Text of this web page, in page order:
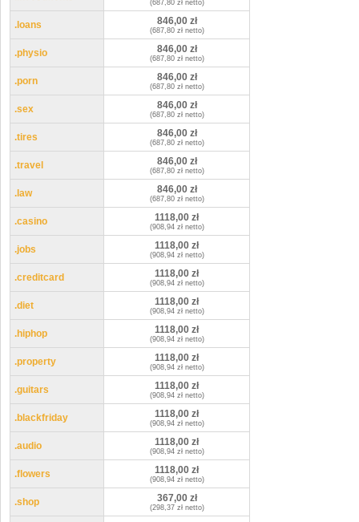
(687,80 zł netto)
.loans 846,00 zł
(687,80 zł netto)
.physio 846,00 zł
(687,80 zł netto)
.porn 846,00 zł
(687,80 zł netto)
.sex 846,00 zł
(687,80 zł netto)
.tires 846,00 zł
(687,80 zł netto)
.travel 846,00 zł
(687,80 zł netto)
.law 846,00 zł
(687,80 zł netto)
.casino 1118,00 zł
(908,94 zł netto)
.jobs 1118,00 zł
(908,94 zł netto)
.creditcard 1118,00 zł
(908,94 zł netto)
.diet 1118,00 zł
(908,94 zł netto)
.hiphop 1118,00 zł
(908,94 zł netto)
.property 1118,00 zł
(908,94 zł netto)
.guitars 1118,00 zł
(908,94 zł netto)
.blackfriday 1118,00 zł
(908,94 zł netto)
.audio 1118,00 zł
(908,94 zł netto)
.flowers 1118,00 zł
(908,94 zł netto)
.shop 367,00 zł
(298,37 zł netto)